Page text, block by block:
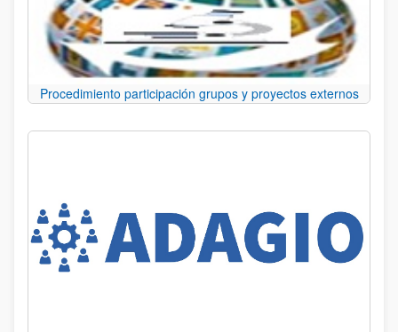
Procedimiento participación grupos y proyectos externos